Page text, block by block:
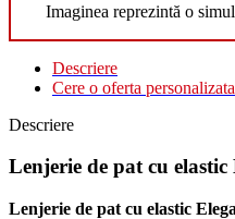
Imaginea reprezintă o
Descriere
Cere o oferta personalizata
Descriere
Lenjerie de pat cu
Lenjerie de pat cu elastic